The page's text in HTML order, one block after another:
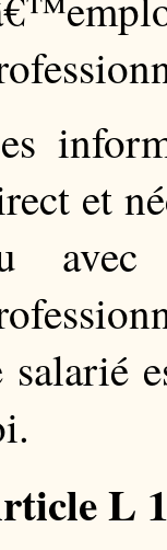
et
avec
salarié
L